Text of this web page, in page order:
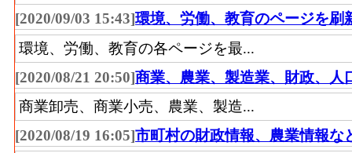
[2020/09/03 15:43]環境、労働、教育のページを刷
環境、労働、教育の各ページを最...
[2020/08/21 20:50]商業、農業、製造業、財政、人
商業卸売、商業小売、農業、製造...
[2020/08/19 16:05]市町村の財政情報、農業情報な